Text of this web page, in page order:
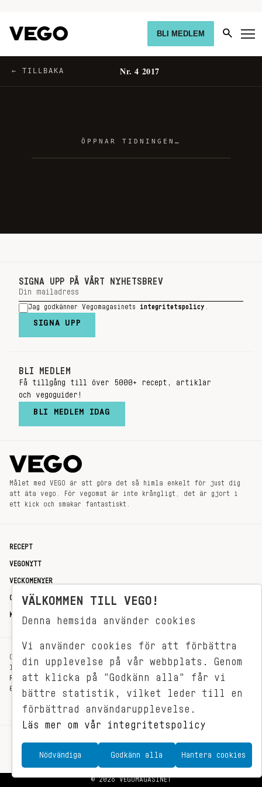
BLI MEDLEM
← TILLBAKA Nr. 4 2017
ÖPPNAR TIDNINGEN…
SIGNA UPP PÅ VÅRT NYHETSBREV
Jag godkänner Vegomagasinets integritetspolicy
SIGNA UPP
BLI MEDLEM
Få tillgång till över 5000+ recept, artiklar
och vegoguider!
BLI MEDLEM IDAG
Målet med VEGO är att göra det så himla enkelt för just dig
att äta vego. För vegomat är inte krångligt, det är gjort i
ett kick och smakar fantastiskt.
RECEPT
VEGONYTT
VECKOMENYER
OM OSS
KONTAKT
OXENSTIERNSGATAN 33
114 27 STOCKHOLM
REDAKTIONEN@VEGOMAGASINET.SE
08-799 62 01
© 2026 VEGOMAGASINET
VÄLKOMMEN TILL VEGO!
Denna hemsida använder cookies
Vi använder cookies för att förbättra
din upplevelse på vår webbplats. Genom
att klicka på "Godkänn alla" får vi
bättre statistik, vilket leder till en
förbättrad användarupplevelse.
Läs mer om vår integritetspolicy
Nödvändiga Godkänn alla Hantera cookies